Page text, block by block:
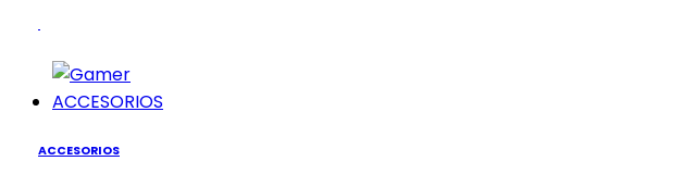
ACCESORIOS
ACCESORIOS